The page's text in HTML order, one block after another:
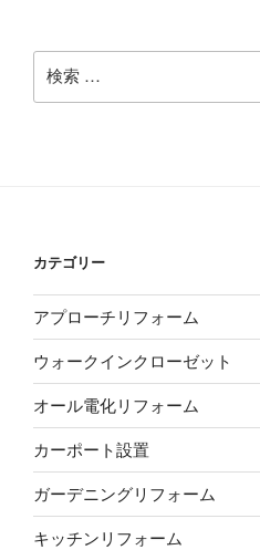
索:
カテゴリー
アプローチリフォーム
ウォークインクローゼット
オール電化リフォーム
カーポート設置
ガーデニングリフォーム
キッチンリフォーム